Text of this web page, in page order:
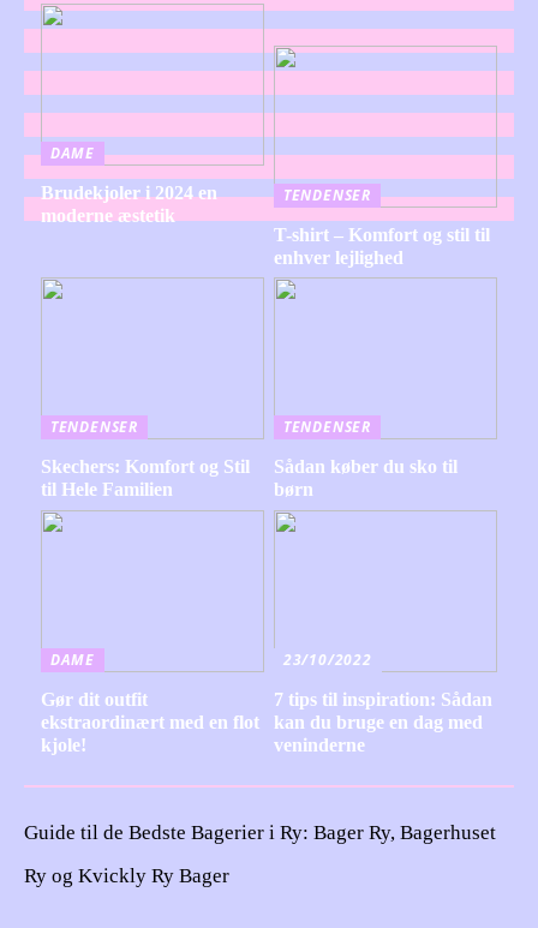
DAME
Brudekjoler i 2024 en
moderne æstetik
TENDENSER
T-shirt – Komfort og stil til
enhver lejlighed
TENDENSER
Skechers: Komfort og Stil
til Hele Familien
TENDENSER
Sådan køber du sko til
børn
DAME
Gør dit outfit
ekstraordinært med en flot
kjole!
23/10/2022
7 tips til inspiration: Sådan
kan du bruge en dag med
veninderne
Guide til de Bedste Bagerier i Ry: Bager Ry, Bagerhuset
Ry og Kvickly Ry Bager